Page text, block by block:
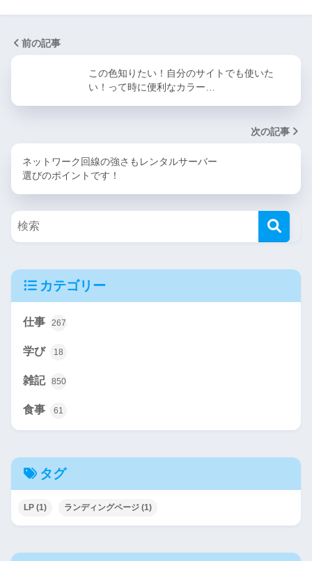
前の記事
この色知りたい！自分のサイトでも使いた
い！って時に便利なカラー…
次の記事
ネットワーク回線の強さもレンタルサーバー
選びのポイントです！
カテゴリー
仕事 267
学び 18
雑記 850
食事 61
タグ
LP (1) ランディングページ (1)